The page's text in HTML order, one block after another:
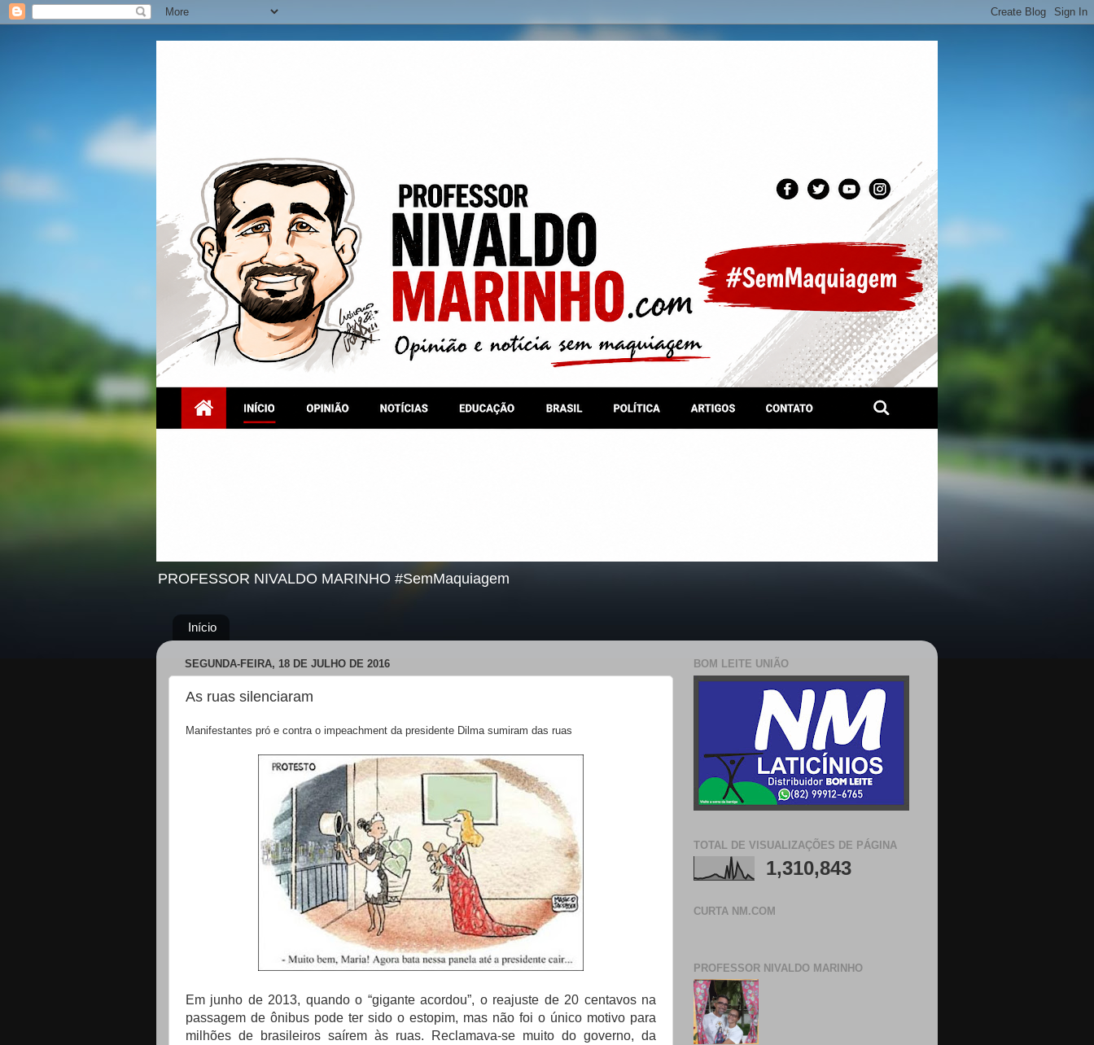
PROFESSOR NIVALDO MARINHO #SemMaquiagem
Início
SEGUNDA-FEIRA, 18 DE JULHO DE 2016
As ruas silenciaram
Manifestantes pró e contra o impeachment da presidente Dilma sumiram das ruas
Em junho de 2013, quando o “gigante acordou”, o reajuste de 20 centavos na
passagem de ônibus pode ter sido o estopim, mas não foi o único motivo para
milhões de brasileiros saírem às ruas. Reclamava-se muito do governo, da
BOM LEITE UNIÃO
TOTAL DE VISUALIZAÇÕES DE PÁGINA
1,310,843
CURTA NM.COM
PROFESSOR NIVALDO MARINHO